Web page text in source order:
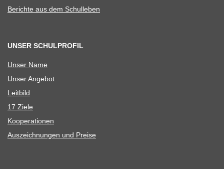
Berichte aus dem Schulleben
UNSER SCHULPROFIL
Unser Name
Unser Ange­bot
Leit­bild
17 Ziele
Koope­ra­tio­nen
Aus­zeich­nun­gen und Preise